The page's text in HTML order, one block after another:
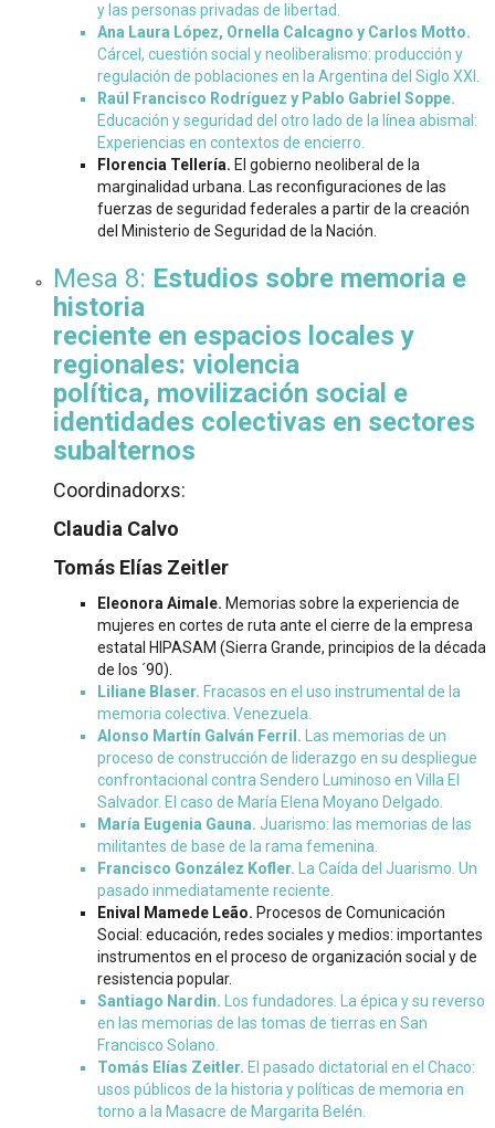
y las personas privadas de libertad.
Ana Laura López, Ornella Calcagno y Carlos Motto.
Cárcel, cuestión social y neoliberalismo: producción y
regulación de poblaciones en la Argentina del Siglo XXI.
Raúl Francisco Rodríguez y Pablo Gabriel Soppe.
Educación y seguridad del otro lado de la línea abismal:
Experiencias en contextos de encierro.
Florencia Tellería. El gobierno neoliberal de la
marginalidad urbana. Las reconfiguraciones de las
fuerzas de seguridad federales a partir de la creación
del Ministerio de Seguridad de la Nación.
Mesa 8: Estudios sobre memoria e
historia
reciente en espacios locales y
regionales: violencia
política, movilización social e
identidades colectivas en sectores
subalternos
Coordinadorxs:
Claudia Calvo
Tomás Elías Zeitler
Eleonora Aimale. Memorias sobre la experiencia de
mujeres en cortes de ruta ante el cierre de la empresa
estatal HIPASAM (Sierra Grande, principios de la década
de los ´90).
Liliane Blaser. Fracasos en el uso instrumental de la
memoria colectiva. Venezuela.
Alonso Martín Galván Ferril. Las memorias de un
proceso de construcción de liderazgo en su despliegue
confrontacional contra Sendero Luminoso en Villa El
Salvador. El caso de María Elena Moyano Delgado.
María Eugenia Gauna. Juarismo: las memorias de las
militantes de base de la rama femenina.
Francisco González Kofler. La Caída del Juarismo. Un
pasado inmediatamente reciente.
Enival Mamede Leão. Procesos de Comunicación
Social: educación, redes sociales y medios: importantes
instrumentos en el proceso de organización social y de
resistencia popular.
Santiago Nardin. Los fundadores. La épica y su reverso
en las memorias de las tomas de tierras en San
Francisco Solano.
Tomás Elías Zeitler. El pasado dictatorial en el Chaco:
usos públicos de la historia y políticas de memoria en
torno a la Masacre de Margarita Belén.